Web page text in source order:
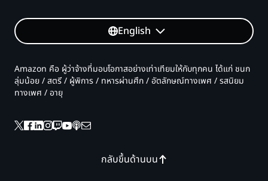
English
กลับขึ้นด้านบน
Amazon คือ ผู้ว่าจ้างที่มอบโอกาสอย่างเท่าเทียมให้กับทุกคน ได้แก่ ชนก
ลุ่มน้อย / สตรี / ผู้พิการ / ทหารผ่านศึก / อัตลักษณ์ทางเพศ / รสนิยม
ทางเพศ / อายุ